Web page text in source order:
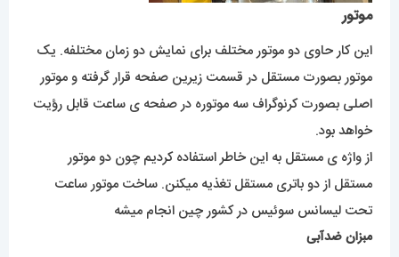
موتور
این کار حاوی دو موتور مختلف برای نمایش دو زمان مختلفه. یک
موتور بصورت مستقل در قسمت زیرین صفحه قرار گرفته و موتور
اصلی بصورت کرنوگراف سه موتوره در صفحه ی ساعت قابل رؤیت
خواهد بود.
از واژه ی مستقل به این خاطر استفاده کردیم چون دو موتور
مستقل از دو باتری مستقل تغذیه میکنن. ساخت موتور ساعت
تحت لیسانس سوئیس در کشور چین انجام میشه
مبزان ضدآبی